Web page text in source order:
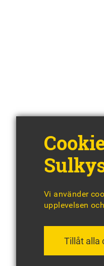
Vi använder
upplevelsen
Tillåt alla